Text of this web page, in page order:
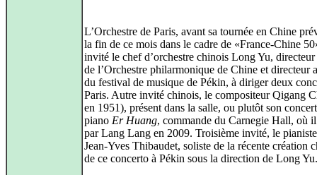
L’Orchestre de Paris, avant sa tournée en Chine
la fin de ce mois dans le cadre de «France-Chine
invité le chef d’orchestre chinois Long Yu,
de l’Orchestre philarmonique de Chine et directeur
du festival de musique de Pékin, à diriger deux
Paris. Autre invité chinois, le compositeur Qigang
en 1951), présent dans la salle, ou plutôt son
piano Er Huang, commande du Carnegie Hall, où
par Lang Lang en 2009. Troisième invité, le
Jean-Yves Thibaudet, soliste de la récente création
de ce concerto à Pékin sous la direction de Long Yu.